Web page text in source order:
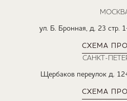
ул. Б. Бронная, д. 23 стр. 1
СХЕМА
САНКТ-
Щербаков переулок д. 12
СХЕМА